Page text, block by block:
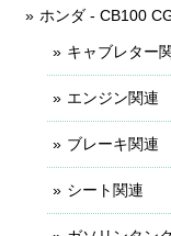
ホンダ - CB100
キャブレター
エンジン関連
ブレーキ関連
シート関連